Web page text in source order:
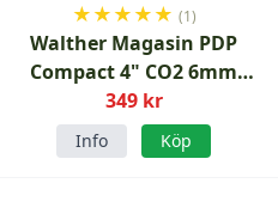
★★★★★ (1)
Walther Magasin PDP
Compact 4" CO2 6mm
magasin
349 kr
Info Köp